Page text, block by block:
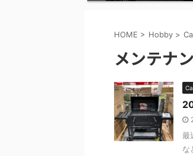
HOME > Hobby >
メンテナ
最
な
Car ス